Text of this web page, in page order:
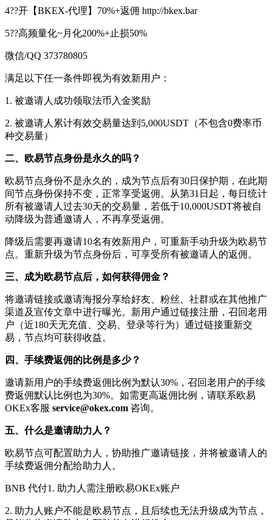
4??开【BKEX-代理】70%+返佣 http://bkex.bar
5??高频量化~月化200%+止损50%
微信/QQ 373780805
满足以下任一条件即视为有效新用户：
1. 被邀请人成功领取法币入金奖励
2. 被邀请人累计有效交易量达到5,000USDT（不包含0费率币
种交易量）
二、欧易节点身份是永久的吗？
欧易节点身份不是永久的，成为节点后有30日保护期，在此期
间节点身份保持不变，正常享受返佣。从第31日起，每日统计
所有被邀请人过去30天的交易量，若低于10,000USDT将被自
动降级为普通邀请人，不再享受返佣。
降级后需要再邀请10名有效新用户，可重新手动升级为欧易节
点。重新升级为节点身份后，可享受所有被邀请人的返佣。
三、成为欧易节点后，如何获得佣金？
将邀请链接或邀请海报分享给好友、粉丝、社群或在其他推广
渠道及宣传文章中进行曝光。新用户通过链接注册，召回老用
户（近180天无充值、交易、登录等行为）通过链接重新交
易，节点均可获得收益。
四、手续费返佣的比例是多少？
邀请新用户的手续费返佣比例为默认30%，召回老用户的手续
费返佣默认比例也为30%。如需更高返佣比例，请联系欧易
OKEx客服 service@okex.com 咨询。
五、什么是邀请助力人？
欧易节点可配置助力人，协助推广邀请链接，并将被邀请人的
手续费返佣分配给助力人。
BNB 代付1. 助力人需注册欧易OKEx账户
2. 助力人账户不能是欧易节点，且后续也无法升级成为节点，